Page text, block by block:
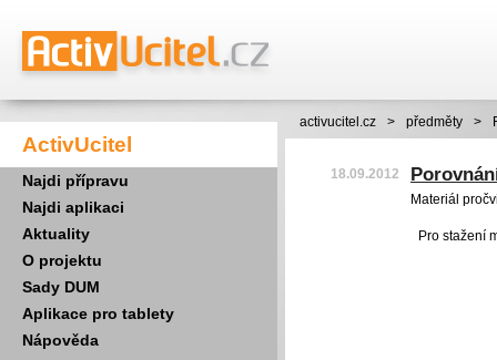
ActivUcitel
Najdi přípravu
Najdi aplikaci
Aktuality
O projektu
Sady DUM
Aplikace pro tablety
Nápověda
activucitel.cz > předměty >
18.09.2012
Materiál
Pro stažení